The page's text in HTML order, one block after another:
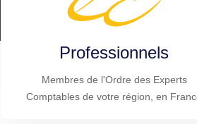
Professionnels
Membres de l'Ordre des Experts
Comptables de votre région, en